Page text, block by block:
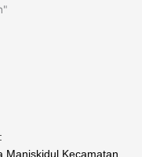
Maniskidul Kecamatan